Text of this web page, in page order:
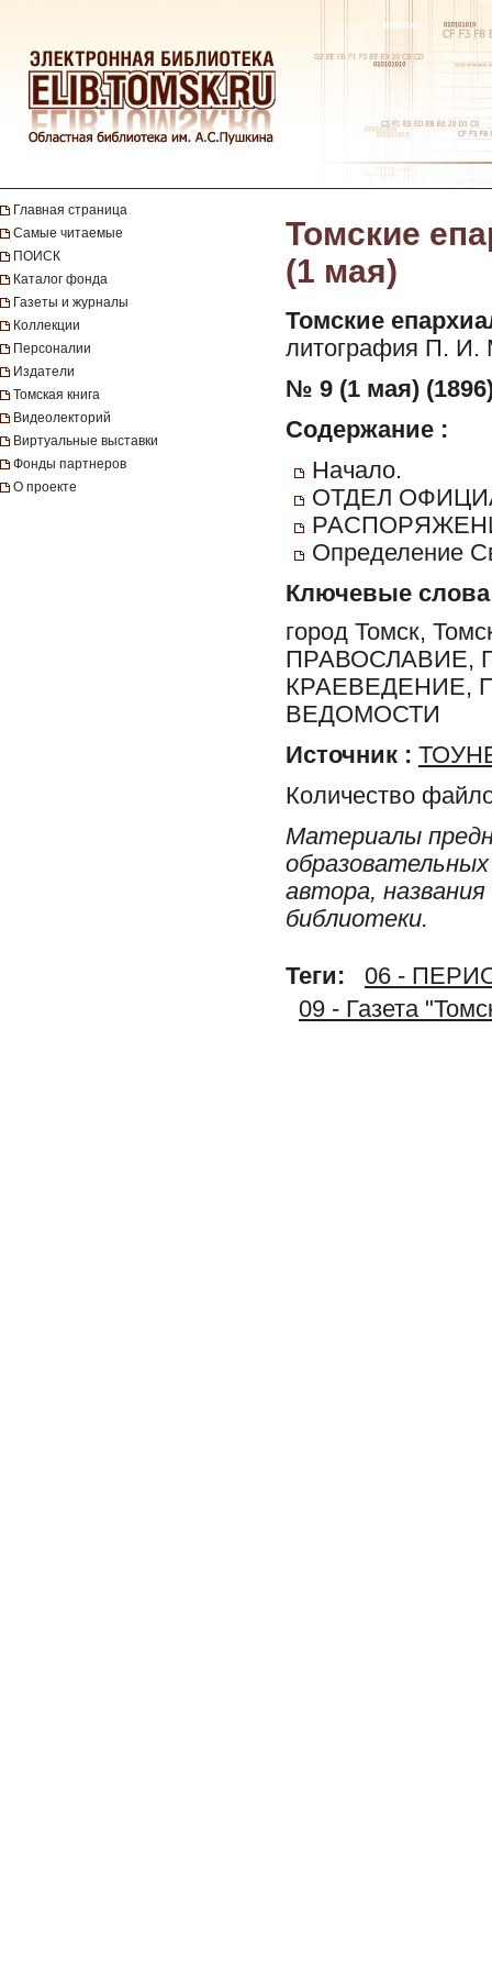
Главная страница
Самые читаемые
ПОИСК
Каталог фонда
Газеты и журналы
Коллекции
Персоналии
Издатели
Томская книга
Видеолекторий
Виртуальные выставки
Фонды партнеров
О проекте
Томские
(1 мая)
Томские
литография П. И.
№ 9 (1 мая)
Содержание :
Начало.
ОТДЕЛ
Определение
Ключевые слова
город Томск,
ПРАВОСЛАВИЕ,
КРАЕВЕДЕНИЕ,
ВЕДОМОСТИ
Источник :
Количество
Материалы
автора,
библиотеки.
Теги:
06 -
09 - Газета